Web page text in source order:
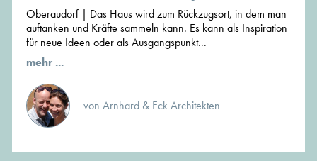
Oberaudorf | Das Haus wird zum Rückzugsort, in dem man
auftanken und Kräfte sammeln kann. Es kann als Inspiration
für neue Ideen oder als Ausgangspunkt...
mehr ...
von Arnhard & Eck Architekten